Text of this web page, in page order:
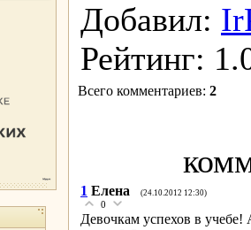
Добавил:
Рейтинг:
Всего комментариев: 2
1 Елена (24.10.2012 12:30)
0
Девочкам успехов в